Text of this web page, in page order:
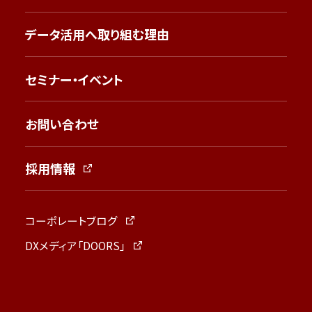
データ活用へ取り組む理由
セミナー・イベント
お問い合わせ
採用情報
コーポレートブログ
DXメディア「DOORS」